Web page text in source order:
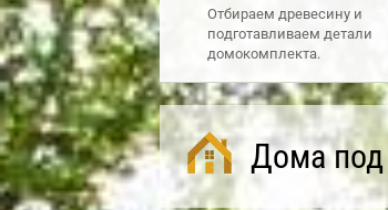
Отбираем древесину и
подготавливаем детали
домокомплекта.
Дома